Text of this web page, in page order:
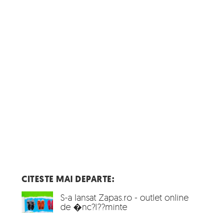
CITESTE MAI DEPARTE:
S-a lansat Zapas.ro - outlet online
de �nc?l??minte